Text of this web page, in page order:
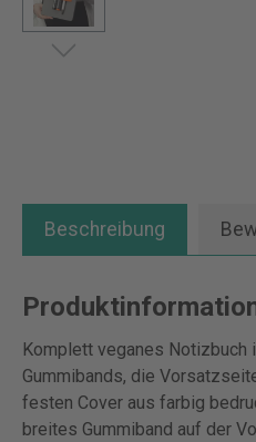
Beschreibung
Komplett veganes Notizbuch
Gummibands, die
festen Cover aus farbig
breites Gummiband auf der